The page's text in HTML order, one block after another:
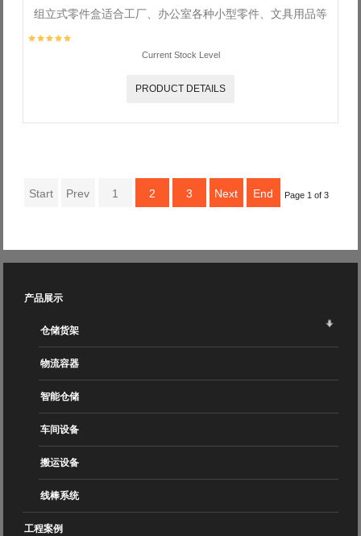
组立式零件盒适合工厂、办公室各种小型零件、文具用品等
Current Stock Level
PRODUCT DETAILS
Start Prev 1 2 3 Next End Page 1 of 3
产品展示
仓储货架
物流容器
智能仓储
车间设备
搬运设备
线棒系统
工程案例